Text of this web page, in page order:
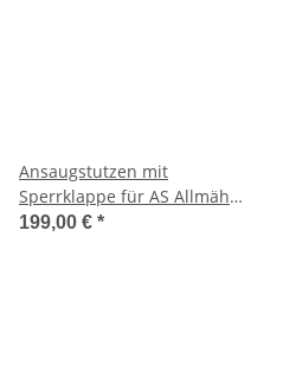
Ansaugstutzen mit
Sperrklappe für AS Allmäher
21 2T ES
199,00 € *